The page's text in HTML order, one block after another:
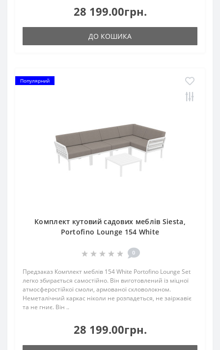
28 199.00грн.
ДО КОШИКА
Популярний
Комплект кутовий садових меблів Siesta,
Portofino Lounge 154 White
0
Предзаказ Комплект меблів 154 White Portofino Lounge Set
легко збирається самостійно. Він виготовлений із міцної
атмосферостійкої смоли, армованої скловолокном.
Неметалічний каркас ніколи не розпадеться, не заіржавіє
та не гниє. Він ..
28 199.00грн.